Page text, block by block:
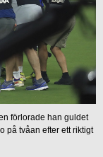
förlorade han guldet
på tvåan efter ett riktigt